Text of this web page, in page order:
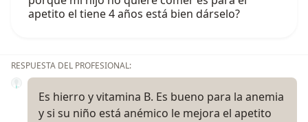
apetito el tiene 4 años está bien dárselo?
RESPUESTA DEL PROFESIONAL:
Es hierro y vitamina B. Es bueno para la anemia
y si su niño está anémico le mejora el apetito